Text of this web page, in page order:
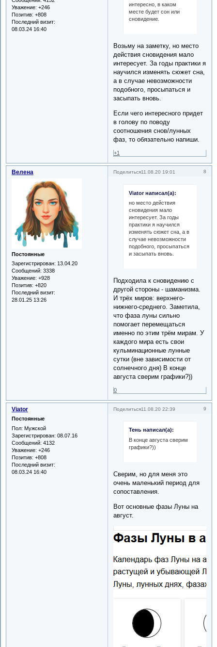
Уважение: +246
Позитив: +808
Последний визит:
08.03.24 16:40
интересно, в каком
месте будет сон или
сновидение.
Возьму на заметку, но место
действия сновидения мало
интересует. За годы практики я
научился изменять сюжет сна,
а в случае невозможности
подобного, просыпаться и
засыпать вновь.
Если чего интересного придет
в голову по поводу
соотношения снов/лунных
фаз, то обязательно напиши.
+1
Поделиться 8
11.08.20 19:01
Велена
Постоянные
Зарегистрирован: 13.04.20
Сообщений: 3338
Уважение: +928
Позитив: +820
Последний визит:
28.01.25 13:26
Viator написал(а):
но место действия
сновидения мало
интересует. За годы
практики я научился
изменять сюжет сна, а в
случае невозможности
подобного, просыпаться
и засыпать вновь.
Подходила к сновидению с
другой стороны - шаманизма.
И трёх миров: верхнего-
нижнего-среднего. Заметила,
что фаза луны сильно
помогает перемещаться
именно по этим трём мирам. У
каждого мира есть свои
кульминационные лунные
сутки (вне зависимости от
солнечного дня) В конце
августа сверим графики?))
0
Поделиться 9
11.08.20 22:39
Viator
Постоянные
Пол: Мужской
Зарегистрирован: 08.07.16
Сообщений: 4132
Уважение: +246
Позитив: +808
Последний визит:
08.03.24 16:40
Тень написал(а):
В конце августа сверим
графики?))
Сверим, но для меня это
очень маленький период для
сопоставления.
Вот основные фазы Луны на
август.